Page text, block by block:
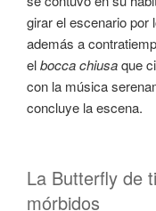
girar el escenario por
además a
elbocca chiusaque
con la música
concluye la escena.
La Butterfly de
mórbidos